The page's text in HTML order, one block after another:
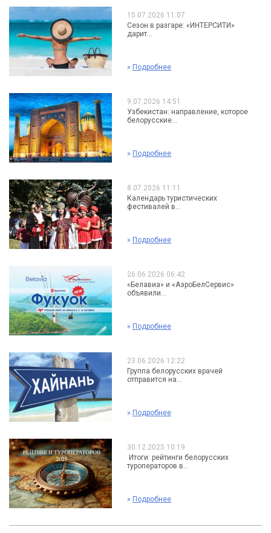
15.07.2026 11:07
Сезон в разгаре: «ИНТЕРСИТИ»
дарит...
» Подробнее
9.07.2026 14:51
Узбекистан: направление, которое
белорусские...
» Подробнее
8.07.2026 11:11
Календарь туристических
фестивалей в...
» Подробнее
26.06.2026 06:42
«Белавиа» и «АэроБелСервис»
объявили...
» Подробнее
23.06.2026 12:22
Группа белорусских врачей
отправится на...
» Подробнее
30.12.2025 10:19
Итоги: рейтинги белорусских
туроператоров в...
» Подробнее